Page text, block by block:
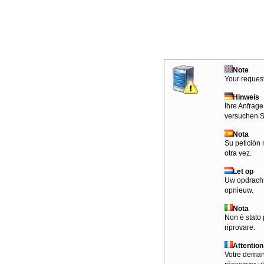
Note
Your
Hinweis
Ihre
versuchen
Nota
Su petición
otra vez.
Let op
Uw
opnieuw.
Nota
Non è
riprovare.
Attention
Votre